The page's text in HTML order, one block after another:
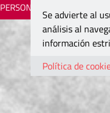
PERSONAJES
Se advierte al
análisis al
información
Política de